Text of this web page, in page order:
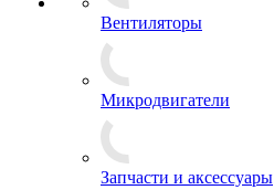
Вентиляторы
Микродвигатели
Запчасти и аксессуары